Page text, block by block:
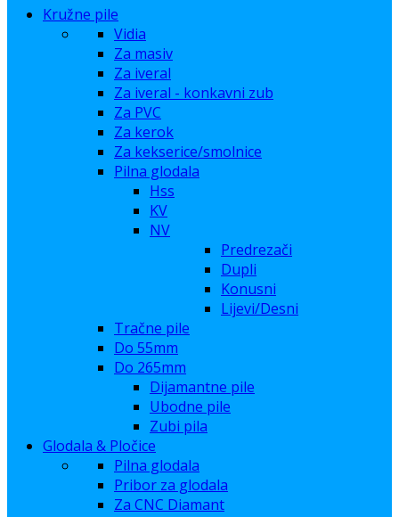
Kružne pile
Vidia
Za masiv
Za iveral
Za iveral - konkavni zub
Za PVC
Za kerok
Za kekserice/smolnice
Pilna glodala
Hss
KV
NV
Predrezači
Dupli
Konusni
Lijevi/Desni
Tračne pile
Do 55mm
Do 265mm
Dijamantne pile
Ubodne pile
Zubi pila
Glodala & Pločice
Pilna glodala
Pribor za glodala
Za CNC Diamant